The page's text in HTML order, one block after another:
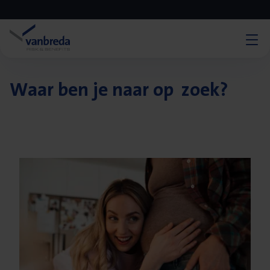
Waar ben je naar op zoek?